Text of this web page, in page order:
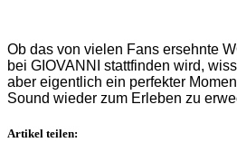
Ob das von vielen Fans ersehnte
bei GIOVANNI stattfinden wird,
aber eigentlich ein perfekter
Sound wieder zum Erleben zu
Artikel teilen: